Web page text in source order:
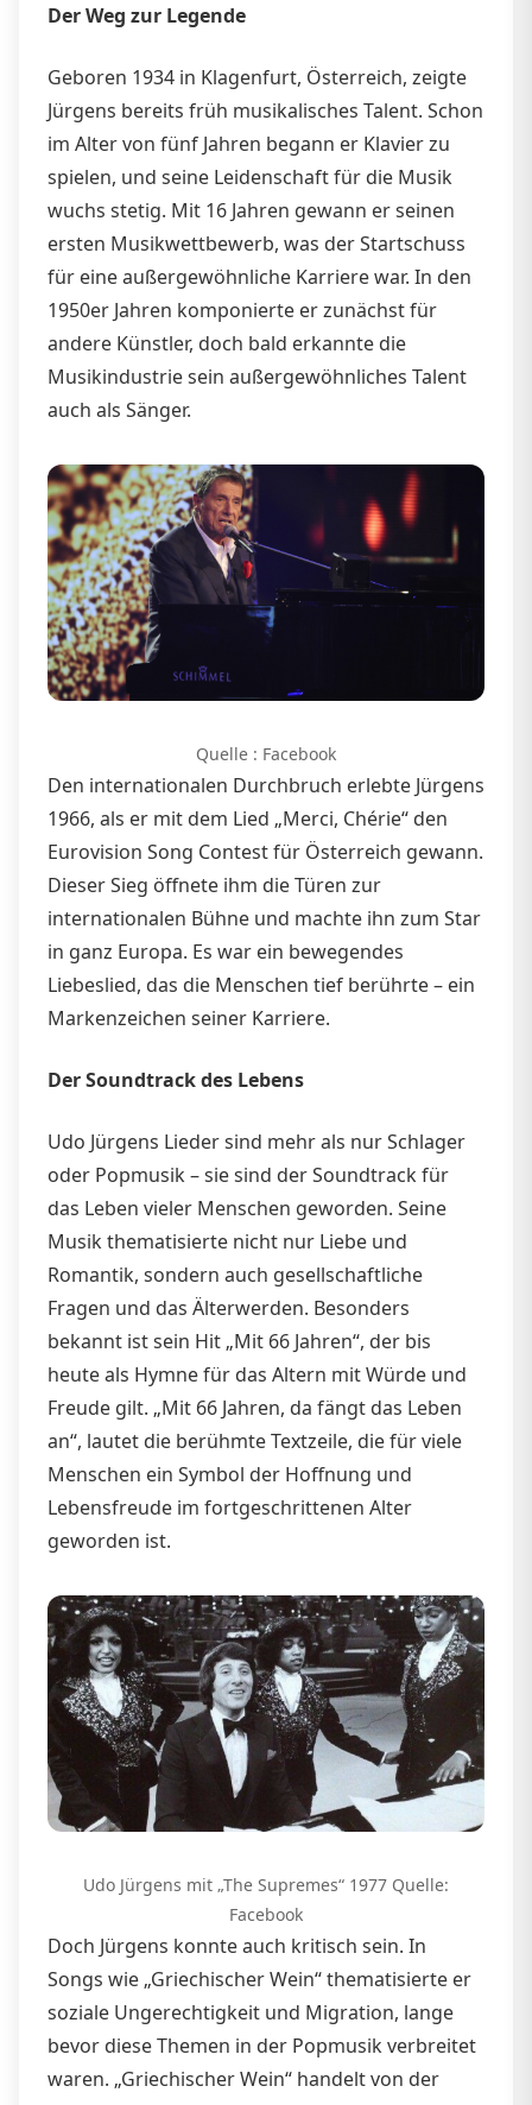
Der Weg zur Legende
Geboren 1934 in Klagenfurt, Österreich, zeigte
Jürgens bereits früh musikalisches Talent. Schon
im Alter von fünf Jahren begann er Klavier zu
spielen, und seine Leidenschaft für die Musik
wuchs stetig. Mit 16 Jahren gewann er seinen
ersten Musikwettbewerb, was der Startschuss
für eine außergewöhnliche Karriere war. In den
1950er Jahren komponierte er zunächst für
andere Künstler, doch bald erkannte die
Musikindustrie sein außergewöhnliches Talent
auch als Sänger.
Quelle : Facebook
Den internationalen Durchbruch erlebte Jürgens
1966, als er mit dem Lied „Merci, Chérie“ den
Eurovision Song Contest für Österreich gewann.
Dieser Sieg öffnete ihm die Türen zur
internationalen Bühne und machte ihn zum Star
in ganz Europa. Es war ein bewegendes
Liebeslied, das die Menschen tief berührte – ein
Markenzeichen seiner Karriere.
Der Soundtrack des Lebens
Udo Jürgens Lieder sind mehr als nur Schlager
oder Popmusik – sie sind der Soundtrack für
das Leben vieler Menschen geworden. Seine
Musik thematisierte nicht nur Liebe und
Romantik, sondern auch gesellschaftliche
Fragen und das Älterwerden. Besonders
bekannt ist sein Hit „Mit 66 Jahren“, der bis
heute als Hymne für das Altern mit Würde und
Freude gilt. „Mit 66 Jahren, da fängt das Leben
an“, lautet die berühmte Textzeile, die für viele
Menschen ein Symbol der Hoffnung und
Lebensfreude im fortgeschrittenen Alter
geworden ist.
Udo Jürgens mit „The Supremes“ 1977 Quelle:
Facebook
Doch Jürgens konnte auch kritisch sein. In
Songs wie „Griechischer Wein“ thematisierte er
soziale Ungerechtigkeit und Migration, lange
bevor diese Themen in der Popmusik verbreitet
waren. „Griechischer Wein“ handelt von der